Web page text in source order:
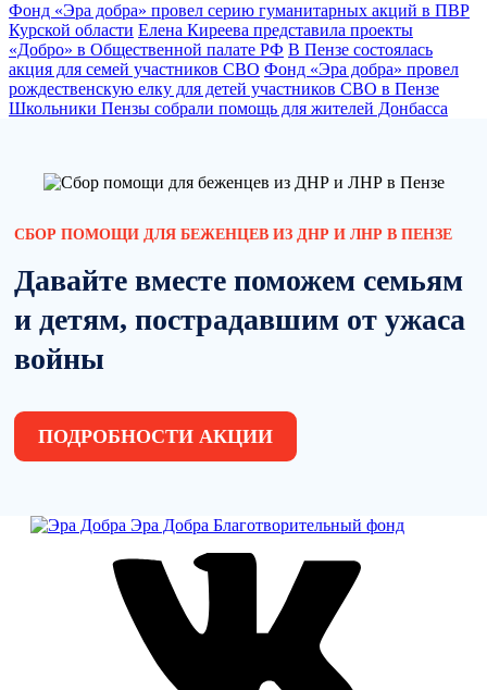
Фонд «Эра добра» провел серию гуманитарных акций в ПВР
Курской области Елена Киреева представила проекты
«Добро» в Общественной палате РФ В Пензе состоялась
акция для семей участников СВО Фонд «Эра добра» провел
рождественскую елку для детей участников СВО в Пензе
Школьники Пензы собрали помощь для жителей Донбасса
СБОР ПОМОЩИ ДЛЯ БЕЖЕНЦЕВ ИЗ ДНР И ЛНР В ПЕНЗЕ
Давайте вместе поможем семьям
и детям, пострадавшим от ужаса
войны
ПОДРОБНОСТИ АКЦИИ
Эра Добра Благотворительный фонд